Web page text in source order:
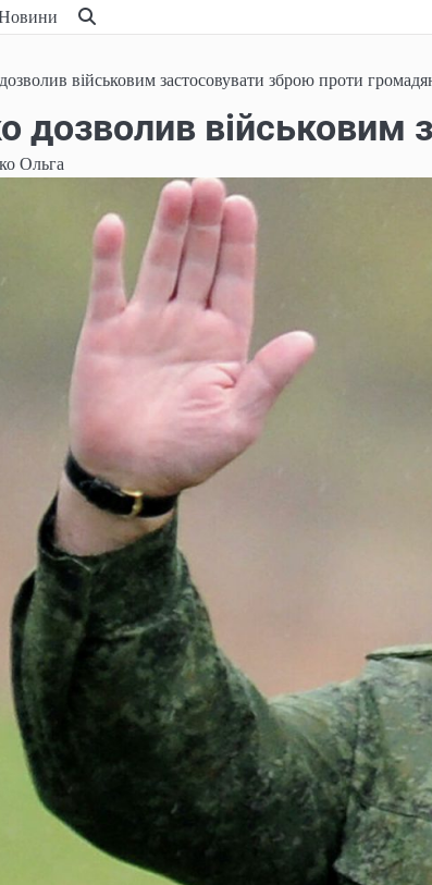
військовим застосовувати зброю проти
дозволив військовим
Ольга